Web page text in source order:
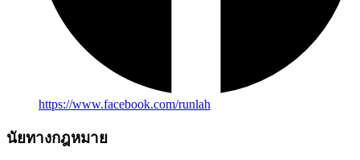
https://www.facebook.com/runlah
นัยทางกฎหมาย